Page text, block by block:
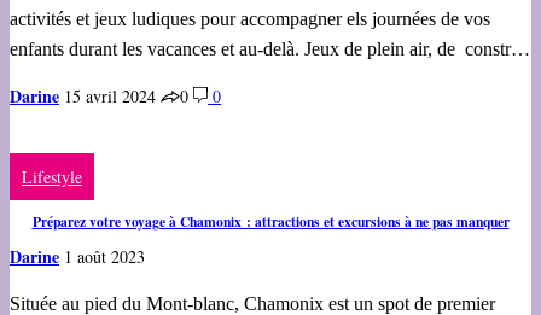
activités et jeux ludiques pour accompagner els journées de vos
enfants durant les vacances et au-delà. Jeux de plein air, de constr…
Darine 15 avril 2024 0 0
Lifestyle
Préparez votre voyage à Chamonix : attractions et excursions à ne pas manquer
Darine 1 août 2023
Située au pied du Mont-blanc, Chamonix est un spot de premier